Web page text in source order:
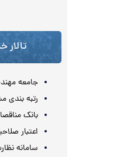
جامعه
رتبه بندی
بانک
اعتبار
سامانه